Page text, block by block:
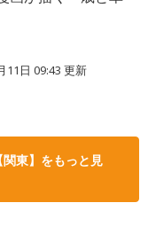
11日 09:43 更新
東】をもっと見